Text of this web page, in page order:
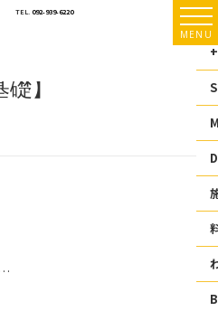
TEL. 092-939-6220
MENU
】
…